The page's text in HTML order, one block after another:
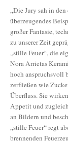
„Die Jury sah in
überzeugendes
großer Fantasie,
zu unserer Zeit
„stille Feuer“, die
Nora Arrietas
hoch anspruchsvoll
zerfließen wie
Überfluss. Sie
Appetit und
an Bildern und
„stille Feuer“ regt
brennenden